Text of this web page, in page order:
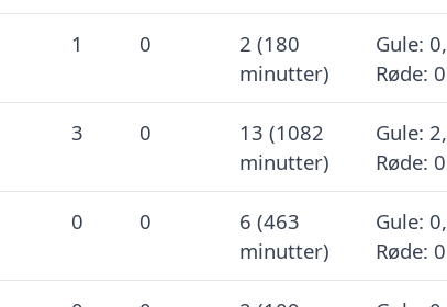
1 0
2 (180
minutter)
Gule: 0,
Røde: 0
3 0
13 (1082
minutter)
Gule: 2,
Røde: 0
0 0
6 (463
minutter)
Gule: 0,
Røde: 0